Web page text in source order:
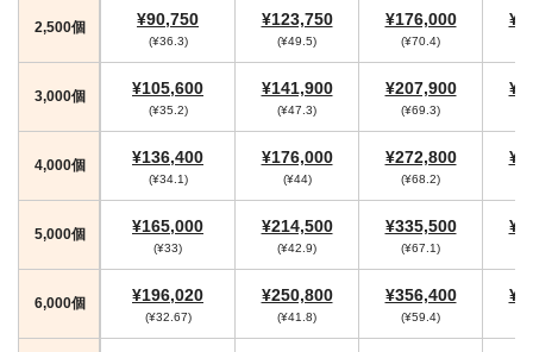
2,500個 ¥90,750
(¥36.3)
¥123,750
(¥49.5)
¥176,000
(¥70.4)
3,000個 ¥105,600
(¥35.2)
¥141,900
(¥47.3)
¥207,900
(¥69.3)
4,000個 ¥136,400
(¥34.1)
¥176,000
(¥44)
¥272,800
(¥68.2)
5,000個 ¥165,000
(¥33)
¥214,500
(¥42.9)
¥335,500
(¥67.1)
6,000個 ¥196,020
(¥32.67)
¥250,800
(¥41.8)
¥356,400
(¥59.4)